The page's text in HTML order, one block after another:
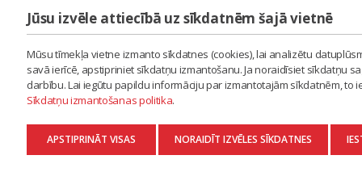
Jūsu izvēle attiecībā uz sīkdatnēm šajā vietnē
Mūsu tīmekļa vietne izmanto sīkdatnes (cookies), lai analizētu
savā ierīcē, apstipriniet sīkdatņu izmantošanu. Ja noraidīsiet sīkdatņu
darbību. Lai iegūtu papildu informāciju par izmantotajām sīkdatnēm,
Sīkdatņu izmantošanas politika.
APSTIPRINĀT VISAS NORAIDĪT IZVĒLES SĪKDATNES